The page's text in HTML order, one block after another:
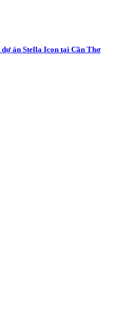
án Stella Icon tại Cần Thơ